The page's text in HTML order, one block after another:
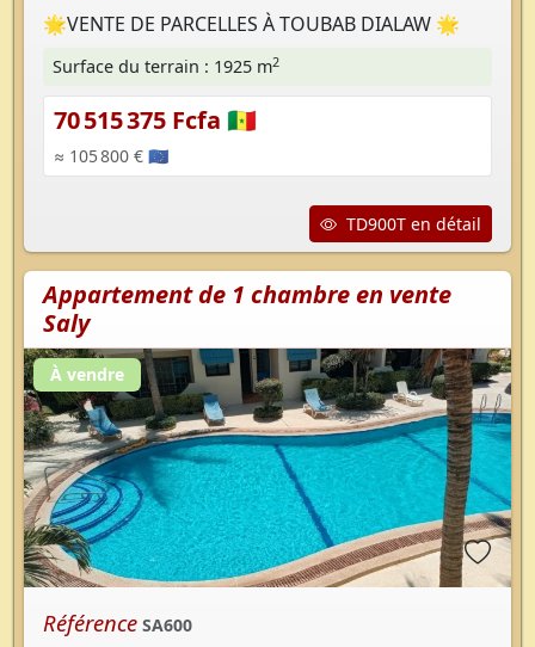
🌟VENTE DE PARCELLES À TOUBAB DIALAW 🌟
Surface du terrain : 1925 m2
70 515 375 Fcfa 🇸🇳
≈ 105 800 € 🇪🇺
TD900T en détail
Appartement de 1 chambre en vente
Saly
À vendre
Référence SA600